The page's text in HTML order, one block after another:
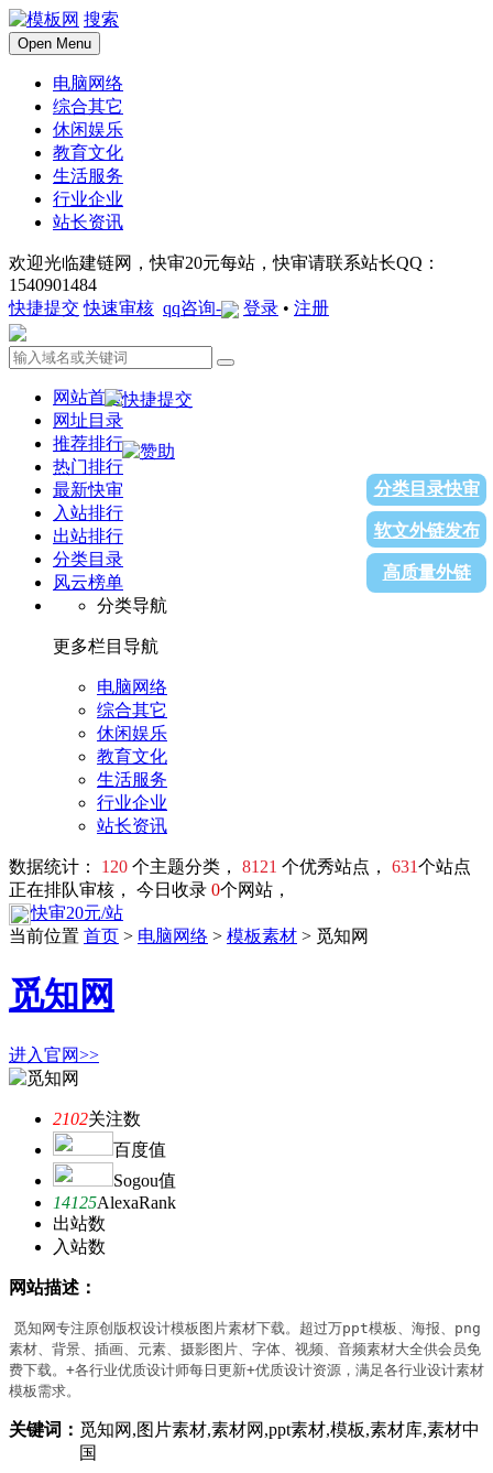
搜索
Open Menu
电脑网络
综合其它
休闲娱乐
教育文化
生活服务
行业企业
站长资讯
欢迎光临建链网，快审20元每站，快审请联系站长QQ：
1540901484
快捷提交 快速审核 qq咨询- 登录 • 注册
网站首页
网址目录
推荐排行
热门排行
最新快审
入站排行
出站排行
分类目录
风云榜单
分类导航
更多栏目导航
电脑网络
综合其它
休闲娱乐
教育文化
生活服务
行业企业
站长资讯
数据统计： 120 个主题分类， 8121 个优秀站点， 631个站点
正在排队审核， 今日收录 0个网站，
快审20元/站
分类目录快审
软文外链发布
高质量外链
当前位置 首页 > 电脑网络 > 模板素材 > 觅知网
觅知网
进入官网>>
2102关注数
百度值
Sogou值
14125AlexaRank
出站数
入站数
网站描述：
觅知网专注原创版权设计模板图片素材下载。超过万ppt模板、海报、png
素材、背景、插画、元素、摄影图片、字体、视频、音频素材大全供会员免
费下载。+各行业优质设计师每日更新+优质设计资源，满足各行业设计素材
模板需求。
关键词： 觅知网,图片素材,素材网,ppt素材,模板,素材库,素材中
国